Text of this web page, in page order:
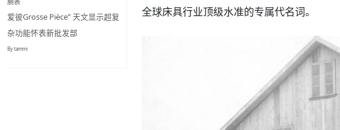
爱彼Grosse Pièce” 天文显示超复
杂功能怀表新批发部
By tammi
全球床具行业顶级水准的专属代名词。